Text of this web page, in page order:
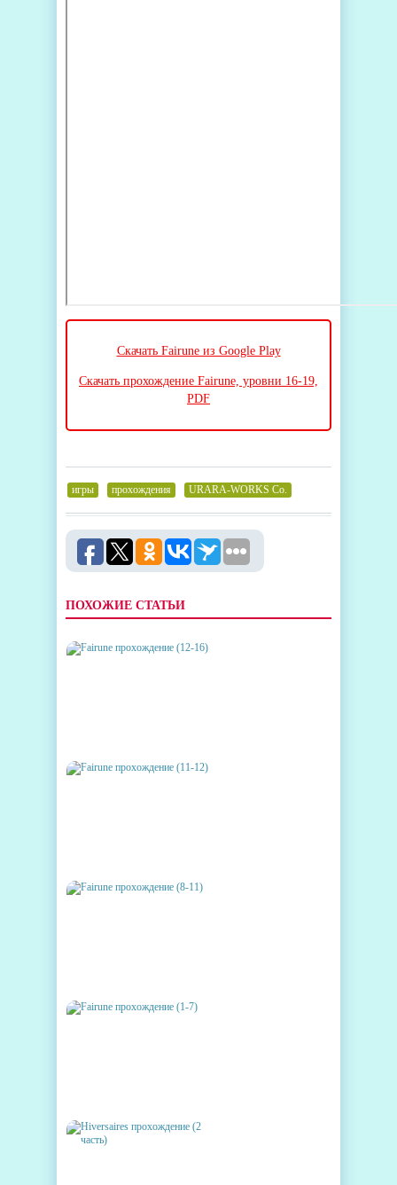
Скачать Fairune из Google Play
Скачать прохождение Fairune, уровни 16-19,
PDF
игры прохождения URARA-WORKS Co.
ПОХОЖИЕ СТАТЬИ